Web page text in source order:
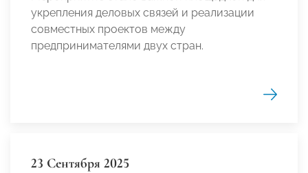
укрепления деловых связей и реализации
совместных проектов между
предпринимателями двух стран.
23 Сентября 2025